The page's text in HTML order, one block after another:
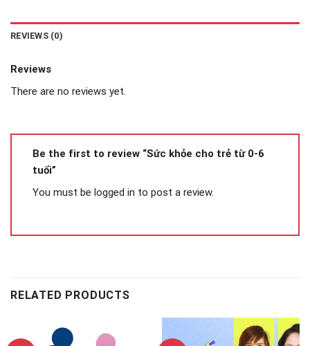
REVIEWS (0)
Reviews
There are no reviews yet.
Be the first to review “Sức khỏe cho trẻ từ 0-6
tuổi”
You must be logged in to post a review.
RELATED PRODUCTS